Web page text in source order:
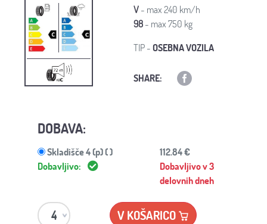
V- max 240 km/h
98- max 750 kg
TIP -OSEBNA VOZILA
SHARE:
DOBAVA:
Skladišče 4 (p) ( )
112.84 €
Dobavljivo:
Dobavljivo v 3
delovnih dneh
V KOŠARICO